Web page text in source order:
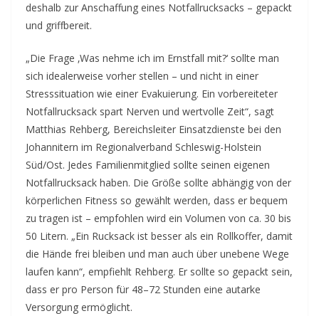
deshalb zur Anschaffung eines Notfallrucksacks – gepackt
und griffbereit.
„Die Frage ‚Was nehme ich im Ernstfall mit?‘ sollte man
sich idealerweise vorher stellen – und nicht in einer
Stresssituation wie einer Evakuierung. Ein vorbereiteter
Notfallrucksack spart Nerven und wertvolle Zeit“, sagt
Matthias Rehberg, Bereichsleiter Einsatzdienste bei den
Johannitern im Regionalverband Schleswig-Holstein
Süd/Ost. Jedes Familienmitglied sollte seinen eigenen
Notfallrucksack haben. Die Größe sollte abhängig von der
körperlichen Fitness so gewählt werden, dass er bequem
zu tragen ist – empfohlen wird ein Volumen von ca. 30 bis
50 Litern. „Ein Rucksack ist besser als ein Rollkoffer, damit
die Hände frei bleiben und man auch über unebene Wege
laufen kann“, empfiehlt Rehberg. Er sollte so gepackt sein,
dass er pro Person für 48–72 Stunden eine autarke
Versorgung ermöglicht.